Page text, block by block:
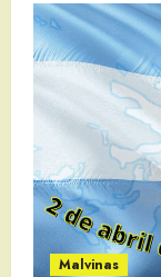
Malvinas